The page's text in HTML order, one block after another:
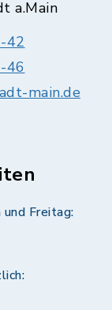
a.Main
42
46
main.de
Freitag: